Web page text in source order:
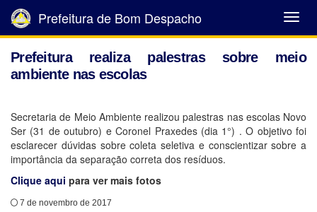
Abrir
Menu
Prefeitura de Bom Despacho
Prefeitura realiza palestras sobre meio
ambiente nas escolas
Secretaria de Meio Ambiente realizou palestras nas escolas Novo
Ser (31 de outubro) e Coronel Praxedes (dia 1°) . O objetivo foi
esclarecer dúvidas sobre coleta seletiva e conscientizar sobre a
importância da separação correta dos resíduos.
Clique aqui para ver mais fotos
7 de novembro de 2017